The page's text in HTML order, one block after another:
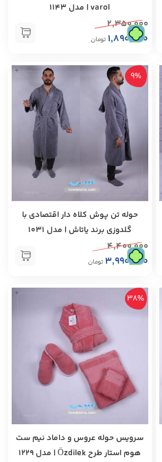
varol | مدل 1143
۲,۳۵۰,۰۰۰
۱,۸۹۰,۰۰۰ تومان
+ 9%
حوله تن پوش كلاه دار اقتصادی با
گلدوزی برند ياتاش | مدل 1031
۴,۴۰۰,۰۰۰
۳,۹۹۰,۰۰۰ تومان
+ 38%
سرویس حوله عروس‌ و داماد نیم ست
هوم استار طرح Özdilek | مدل 1229